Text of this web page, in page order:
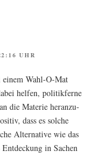
UHR
Wahl-O-Mat
hel­fen, poli­tik­fer­ne
die Mate­rie her­an­zu­
dass es sol­che
Alter­na­ti­ve wie das
in Sachen